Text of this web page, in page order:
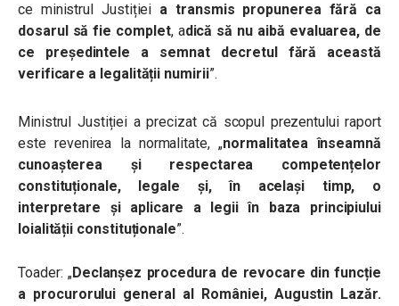
ce ministrul Justiției a transmis propunerea fără ca
dosarul să fie complet, adică să nu aibă evaluarea, de
ce președintele a semnat decretul fără această
verificare a legalității numirii”.
Ministrul Justiției a precizat că scopul prezentului raport
este revenirea la normalitate, „normalitatea înseamnă
cunoașterea și respectarea competențelor
constituționale, legale și, în același timp, o
interpretare și aplicare a legii în baza principiului
loialității constituționale”.
Toader: „Declanșez procedura de revocare din funcție
a procurorului general al României, Augustin Lazăr.